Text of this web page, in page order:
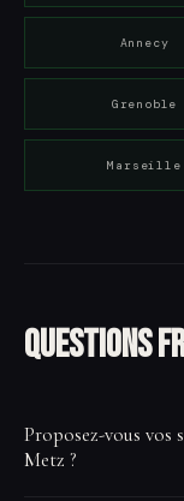
Annecy
Grenoble
Marseille
Questions
Proposez-vous vos
Metz ?